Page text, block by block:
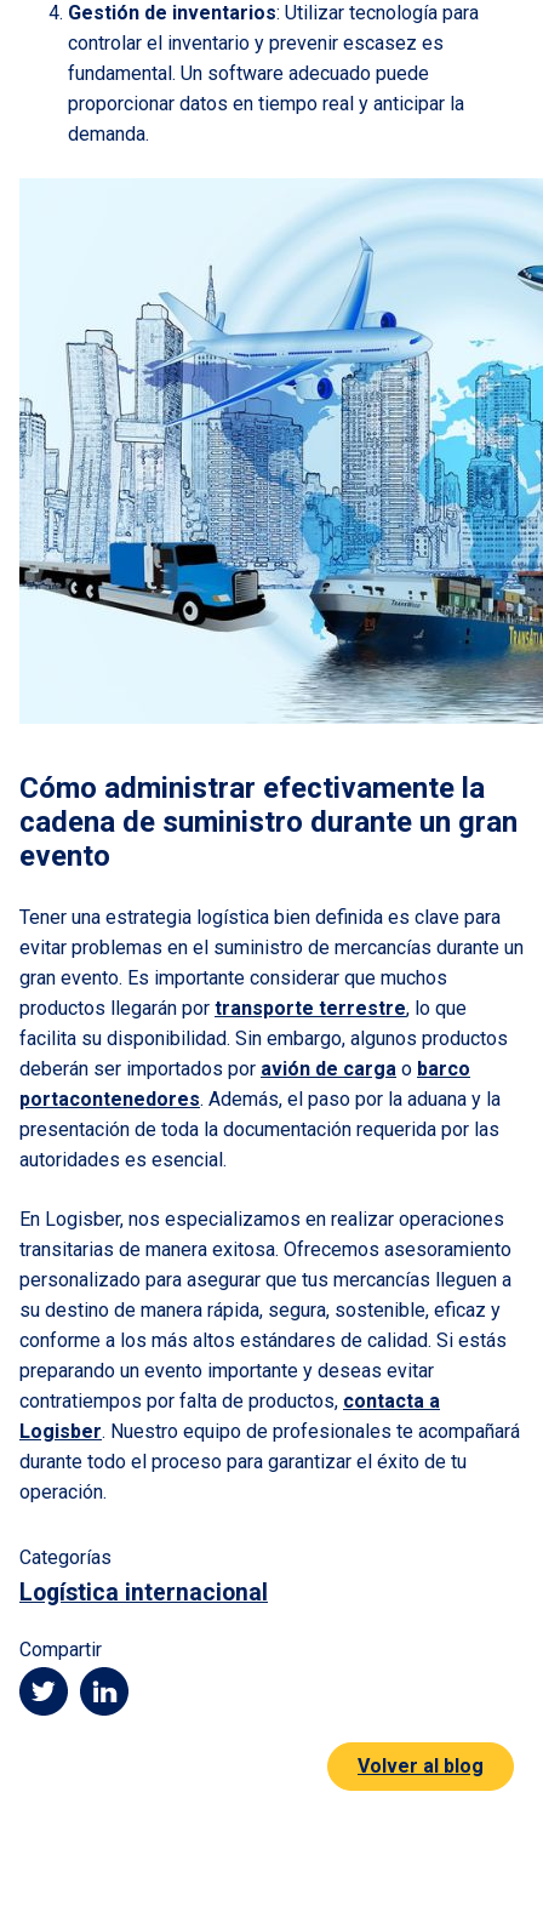
Gestión de inventarios: Utilizar tecnología para
controlar el inventario y prevenir escasez es
fundamental. Un software adecuado puede
proporcionar datos en tiempo real y anticipar la
demanda.
Cómo administrar efectivamente la
cadena de suministro durante un gran
evento
Tener una estrategia logística bien definida es clave para
evitar problemas en el suministro de mercancías durante un
gran evento. Es importante considerar que muchos
productos llegarán por transporte terrestre, lo que
facilita su disponibilidad. Sin embargo, algunos productos
deberán ser importados por avión de carga o barco
portacontenedores. Además, el paso por la aduana y la
presentación de toda la documentación requerida por las
autoridades es esencial.
En Logisber, nos especializamos en realizar operaciones
transitarias de manera exitosa. Ofrecemos asesoramiento
personalizado para asegurar que tus mercancías lleguen a
su destino de manera rápida, segura, sostenible, eficaz y
conforme a los más altos estándares de calidad. Si estás
preparando un evento importante y deseas evitar
contratiempos por falta de productos, contacta a
Logisber. Nuestro equipo de profesionales te acompañará
durante todo el proceso para garantizar el éxito de tu
operación.
Categorías
Logística internacional
Compartir
Volver al blog